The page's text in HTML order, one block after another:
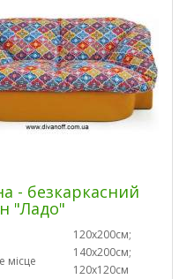
- безкаркасний
"Ладо"
місце
120х200см;
140х200см;
120х120см